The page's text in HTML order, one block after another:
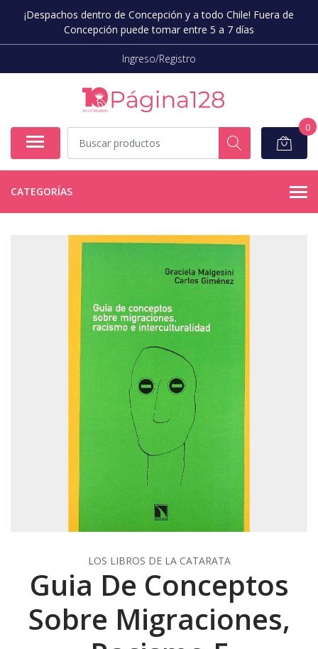
¡Despachos dentro de Concepción y a todo Chile! Fuera de
Concepción puede tomar entre 5 a 7 días
Ingreso/Registro
0
CATEGORÍAS
LOS LIBROS DE LA CATARATA
Guia De Conceptos
Sobre Migraciones,